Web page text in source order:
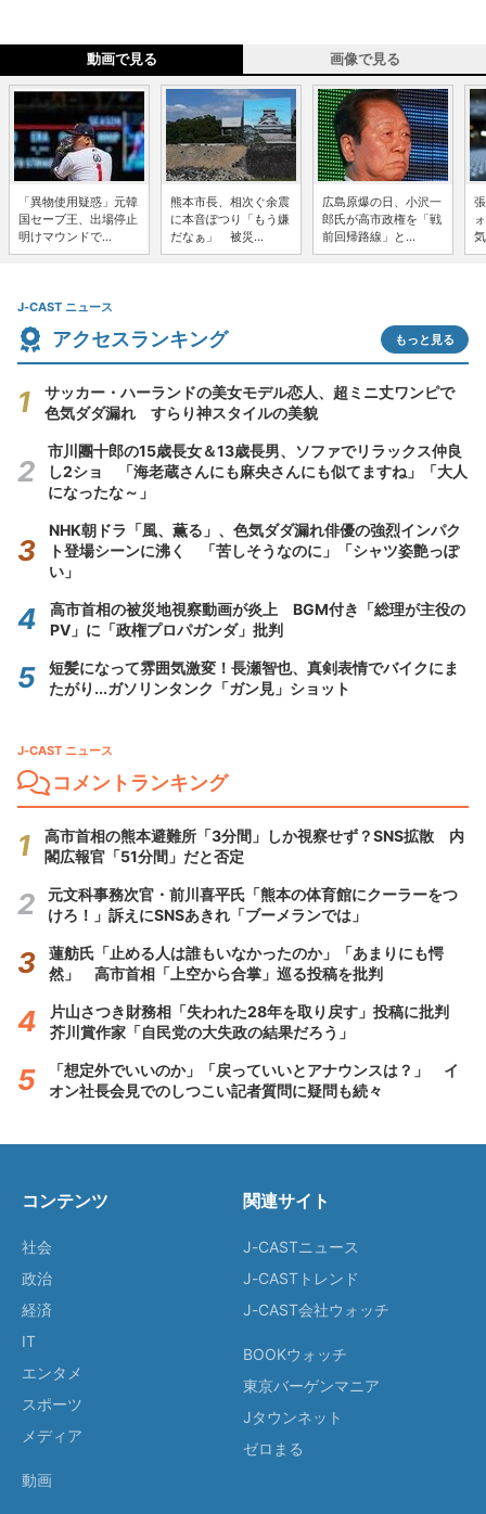
動画で見る 画像で見る
「異物使用疑惑」元韓
国セーブ王、出場停止
明けマウンドで...
熊本市長、相次ぐ余震
に本音ぽつり「もう嫌
だなぁ」 被災...
広島原爆の日、小沢一
郎氏が高市政権を「戦
前回帰路線」と...
J-CAST ニュース
アクセスランキング もっと見る
サッカー・ハーランドの美女モデル恋人、超ミニ丈ワンピで
色気ダダ漏れ すらり神スタイルの美貌
市川團十郎の15歳長女＆13歳長男、ソファでリラックス仲良
し2ショ 「海老蔵さんにも麻央さんにも似てますね」「大人
になったな～」
NHK朝ドラ「風、薫る」、色気ダダ漏れ俳優の強烈インパク
ト登場シーンに沸く 「苦しそうなのに」「シャツ姿艶っぽ
い」
高市首相の被災地視察動画が炎上 BGM付き「総理が主役の
PV」に「政権プロパガンダ」批判
短髪になって雰囲気激変！長瀬智也、真剣表情でバイクにま
たがり...ガソリンタンク「ガン見」ショット
J-CAST ニュース
コメントランキング
高市首相の熊本避難所「3分間」しか視察せず？SNS拡散 内
閣広報官「51分間」だと否定
元文科事務次官・前川喜平氏「熊本の体育館にクーラーをつ
けろ！」訴えにSNSあきれ「ブーメランでは」
蓮舫氏「止める人は誰もいなかったのか」「あまりにも愕
然」 高市首相「上空から合掌」巡る投稿を批判
片山さつき財務相「失われた28年を取り戻す」投稿に批判
芥川賞作家「自民党の大失政の結果だろう」
「想定外でいいのか」「戻っていいとアナウンスは？」 イ
オン社長会見でのしつこい記者質問に疑問も続々
コンテンツ
社会
政治
経済
IT
エンタメ
スポーツ
メディア
動画
関連サイト
J-CASTニュース
J-CASTトレンド
J-CAST会社ウォッチ
BOOKウォッチ
東京バーゲンマニア
Jタウンネット
ゼロまる